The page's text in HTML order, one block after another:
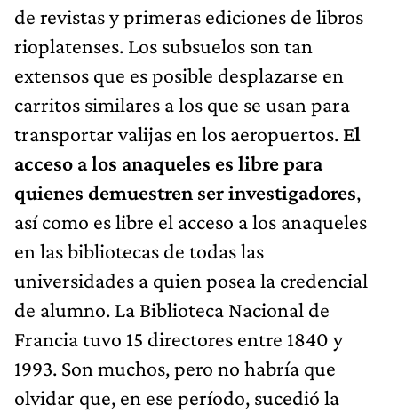
de revistas y primeras ediciones de libros
rioplatenses. Los subsuelos son tan
extensos que es posible desplazarse en
carritos similares a los que se usan para
transportar valijas en los aeropuertos. El
acceso a los anaqueles es libre para
quienes demuestren ser investigadores,
así como es libre el acceso a los anaqueles
en las bibliotecas de todas las
universidades a quien posea la credencial
de alumno. La Biblioteca Nacional de
Francia tuvo 15 directores entre 1840 y
1993. Son muchos, pero no habría que
olvidar que, en ese período, sucedió la